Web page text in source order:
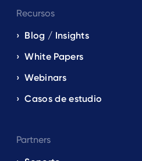
Recursos
Blog / Insights
White Papers
Webinars
Casos de estudio
Partners